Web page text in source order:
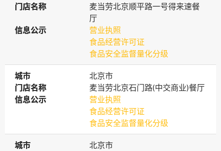
门店名称
门店名称
麦当劳北京顺平路一号得来速餐
厅
信息公示
信息公示
营业执照
食品经营许可证
食品安全监督量化分级
城市
城市
北京市
门店名称
门店名称
麦当劳北京石门路(中交商业)餐厅
信息公示
信息公示
营业执照
食品经营许可证
食品安全监督量化分级
城市
城市
北京市